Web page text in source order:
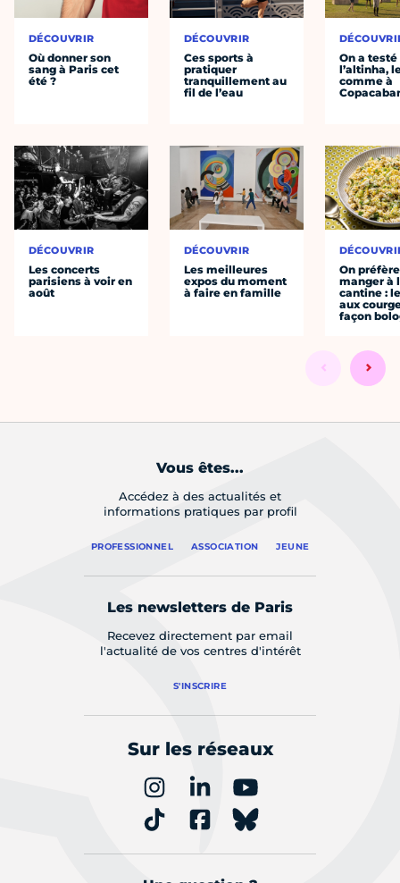
DÉCOUVRIR
Où donner son
sang à Paris cet
été ?
DÉCOUVRIR
Les concerts
parisiens à voir en
août
DÉCOUVRIR
Ces sports à
pratiquer
tranquillement au
fil de l’eau
DÉCOUVRIR
Les meilleures
expos du moment
à faire en famille
On a testé
l’altinha,
comme à
On préfère
manger à
cantine :
aux
façon
Vous êtes...
Accédez à des actualités et
informations pratiques par profil
PROFESSIONNEL ASSOCIATION JEUNE
Les newsletters de Paris
Recevez directement par email
l'actualité de vos centres d'intérêt
S'INSCRIRE
Sur les réseaux